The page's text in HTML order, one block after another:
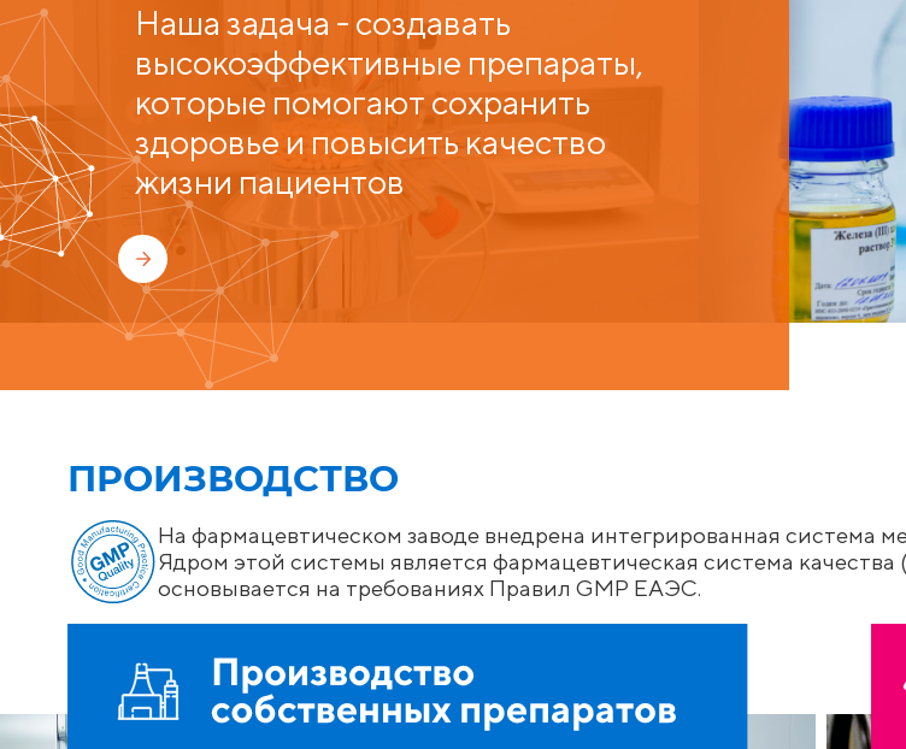
Наша задача - создавать
высокоэффективные препараты,
которые помогают сохранить
здоровье и повысить качество
жизни пациентов
ПРОИЗВОДСТВО
На фармацевтическом заводе внедрена интегрированная система
Ядром этой системы является фармацевтическая система
основывается на требованиях Правил GMP ЕАЭС.